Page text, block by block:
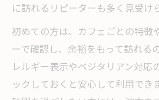
に訪れるリピーターも多く見受け
初めての方は、カフェごとの特徴
ーで確認し、余裕をもって訪れる
レルギー表示やベジタリアン対応
ックしておくと安心して利用でき